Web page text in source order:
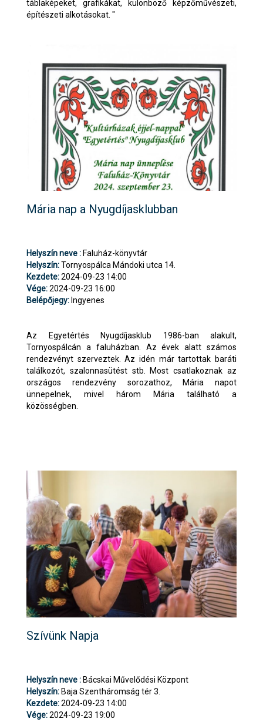
táblaképeket, grafikákat, különböző képzőművészeti,
építészeti alkotásokat. "
Mária nap a Nyugdíjasklubban
Helyszín neve : Faluház-könyvtár
Helyszín:Tornyospálca Mándoki utca 14.
Kezdete:2024-09-23 14:00
Vége:2024-09-23 16:00
Belépőjegy: Ingyenes
Az Egyetértés Nyugdíjasklub 1986-ban alakult,
Tornyospálcán a faluházban. Az évek alatt számos
rendezvényt szerveztek. Az idén már tartottak baráti
találkozót, szalonnasütést stb. Most csatlakoznak az
országos rendezvény sorozathoz, Mária napot
ünnepelnek, mivel három Mária található a
közösségben.
Szívünk Napja
Helyszín neve : Bácskai Művelődési Központ
Helyszín: Baja Szentháromság tér 3.
Kezdete:2024-09-23 14:00
Vége:2024-09-23 19:00